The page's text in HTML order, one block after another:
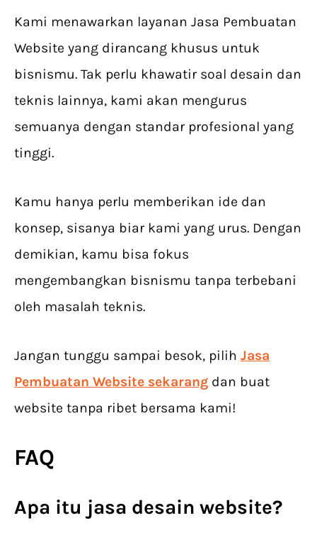
Kami menawarkan layanan Jasa Pembuatan
Website yang dirancang khusus untuk
bisnismu. Tak perlu khawatir soal desain dan
teknis lainnya, kami akan mengurus
semuanya dengan standar profesional yang
tinggi.
Kamu hanya perlu memberikan ide dan
konsep, sisanya biar kami yang urus. Dengan
demikian, kamu bisa fokus
mengembangkan bisnismu tanpa terbebani
oleh masalah teknis.
Jangan tunggu sampai besok, pilih Jasa
Pembuatan Website sekarang dan buat
website tanpa ribet bersama kami!
FAQ
Apa itu jasa desain website?